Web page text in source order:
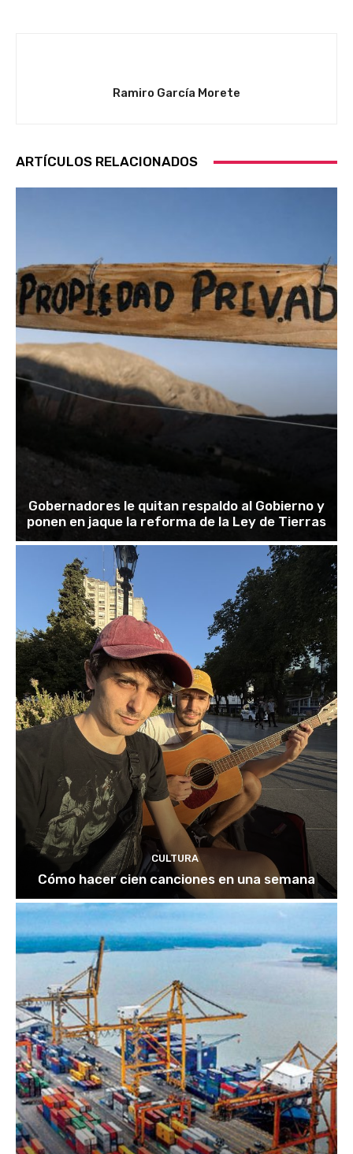
Ramiro García Morete
ARTÍCULOS RELACIONADOS
Gobernadores le quitan respaldo al Gobierno y
ponen en jaque la reforma de la Ley de Tierras
CULTURA
Cómo hacer cien canciones en una semana